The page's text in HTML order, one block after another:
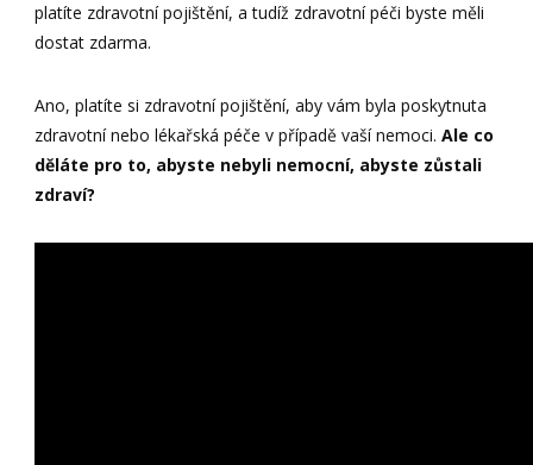
platíte zdravotní pojištění, a tudíž zdravotní péči byste měli
dostat zdarma.
Ano, platíte si zdravotní pojištění, aby vám byla poskytnuta
zdravotní nebo lékařská péče v případě vaší nemoci.Ale co
děláte pro to, abyste nebyli nemocní, abyste zůstali
zdraví?